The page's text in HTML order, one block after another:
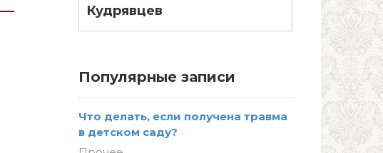
Кудрявцев
Популярные записи
Что делать, если получена травма
в детском саду?